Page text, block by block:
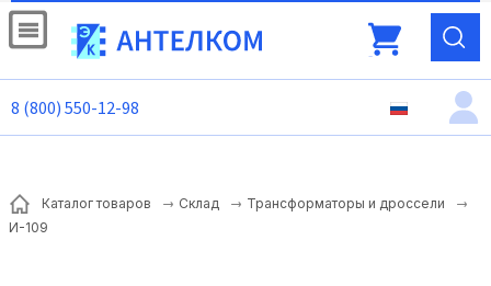
8 (800) 550-12-98
Каталог товаров Склад
Трансформаторы и дроссели
И-109